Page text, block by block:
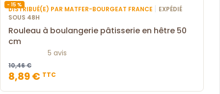
- 15 %
DISTRIBUÉ(E) PAR MATFER-BOURGEAT FRANCE | EXPÉDIÉ
SOUS 48H
Rouleau à boulangerie pâtisserie en hêtre 50
cm
5 avis
10,46 €
8,89 € TTC